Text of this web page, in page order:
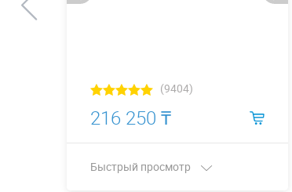
(9404)
216 250 ₸
Быстрый просмотр